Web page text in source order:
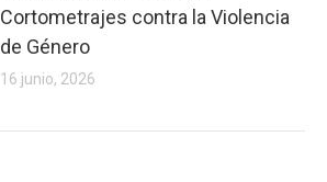
Cortometrajes contra la Violencia
de Género
16 junio, 2026